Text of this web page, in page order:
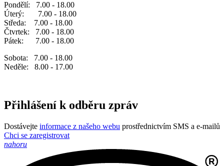
Pondělí: 7.00 - 18.00
Úterý: 7.00 - 18.00
Středa: 7.00 - 18.00
Čtvrtek: 7.00 - 18.00
Pátek: 7.00 - 18.00
Sobota: 7.00 - 18.00
Neděle: 8.00 - 17.00
Přihlášení k odběru zpráv
Dostávejte informace z našeho webu prostřednictvím SMS a e-mailů
Chci se zaregistrovat
nahoru